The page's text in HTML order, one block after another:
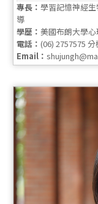
專長： 學習記憶神經
導
學歷： 美國布朗大學
電話： (06) 2757575 分
Email：